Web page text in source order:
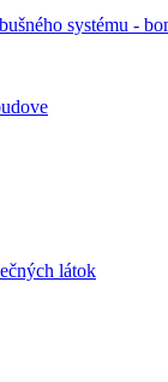
systému -
látok